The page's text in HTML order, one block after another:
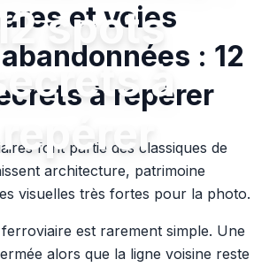
spots
à
repérer
et voies
: 12
à repérer
font partie des classiques de
architecture, patrimoine
visuelles très fortes pour la photo.
est rarement simple. Une
alors que la ligne voisine reste